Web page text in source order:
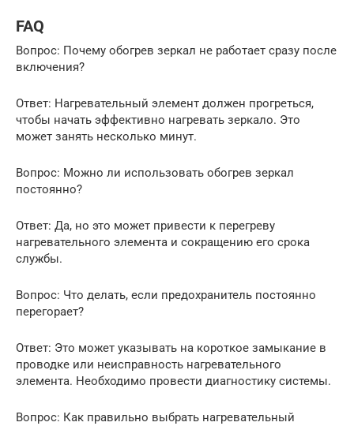
FAQ
Вопрос: Почему обогрев зеркал не работает сразу после
включения?
Ответ: Нагревательный элемент должен прогреться,
чтобы начать эффективно нагревать зеркало. Это
может занять несколько минут.
Вопрос: Можно ли использовать обогрев зеркал
постоянно?
Ответ: Да, но это может привести к перегреву
нагревательного элемента и сокращению его срока
службы.
Вопрос: Что делать, если предохранитель постоянно
перегорает?
Ответ: Это может указывать на короткое замыкание в
проводке или неисправность нагревательного
элемента. Необходимо провести диагностику системы.
Вопрос: Как правильно выбрать нагревательный